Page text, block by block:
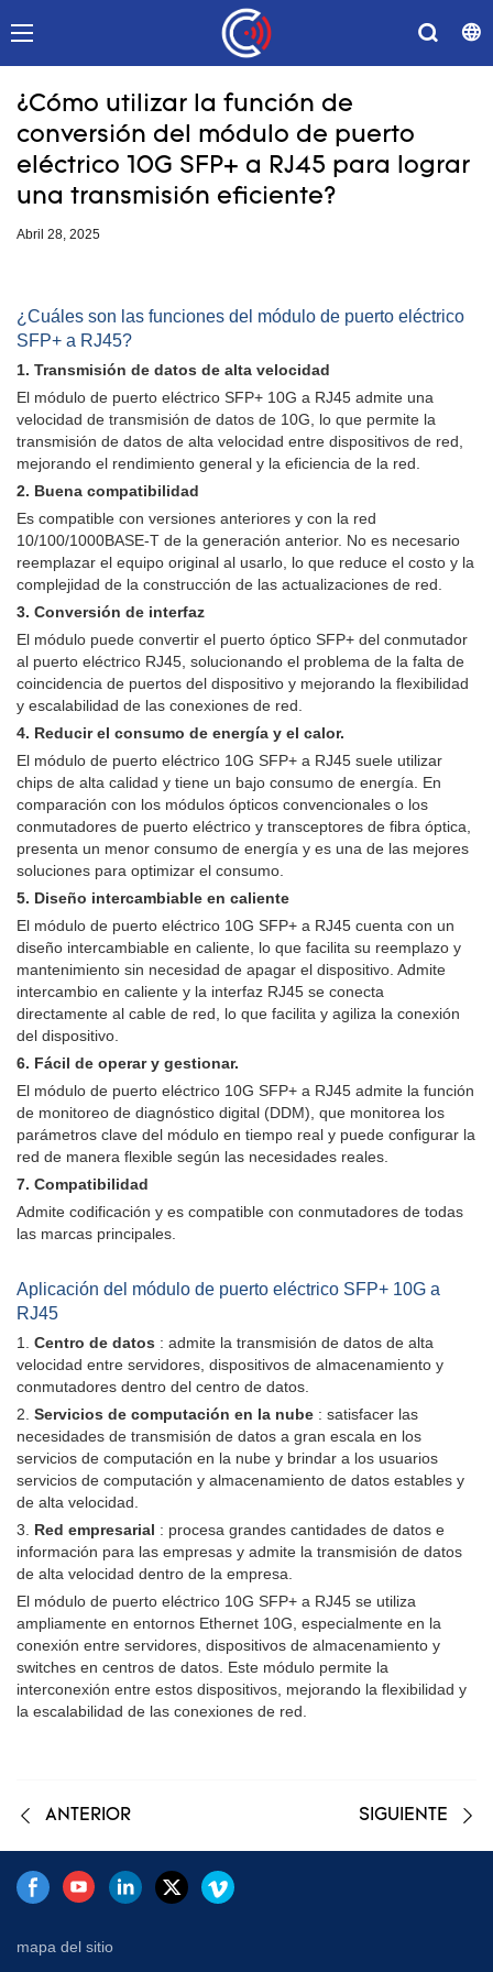
¿Cómo utilizar la función de
conversión del módulo de puerto
eléctrico 10G SFP+ a RJ45 para lograr
una transmisión eficiente?
Abril 28, 2025
¿Cuáles son las funciones del módulo de puerto eléctrico
SFP+ a RJ45?
1. Transmisión de datos de alta velocidad
El módulo de puerto eléctrico SFP+ 10G a RJ45 admite una
velocidad de transmisión de datos de 10G, lo que permite la
transmisión de datos de alta velocidad entre dispositivos de red,
mejorando el rendimiento general y la eficiencia de la red.
2. Buena compatibilidad
Es compatible con versiones anteriores y con la red
10/100/1000BASE-T de la generación anterior. No es necesario
reemplazar el equipo original al usarlo, lo que reduce el costo y la
complejidad de la construcción de las actualizaciones de red.
3. Conversión de interfaz
El módulo puede convertir el puerto óptico SFP+ del conmutador
al puerto eléctrico RJ45, solucionando el problema de la falta de
coincidencia de puertos del dispositivo y mejorando la flexibilidad
y escalabilidad de las conexiones de red.
4. Reducir el consumo de energía y el calor.
El módulo de puerto eléctrico 10G SFP+ a RJ45 suele utilizar
chips de alta calidad y tiene un bajo consumo de energía. En
comparación con los módulos ópticos convencionales o los
conmutadores de puerto eléctrico y transceptores de fibra óptica,
presenta un menor consumo de energía y es una de las mejores
soluciones para optimizar el consumo.
5. Diseño intercambiable en caliente
El módulo de puerto eléctrico 10G SFP+ a RJ45 cuenta con un
diseño intercambiable en caliente, lo que facilita su reemplazo y
mantenimiento sin necesidad de apagar el dispositivo. Admite
intercambio en caliente y la interfaz RJ45 se conecta
directamente al cable de red, lo que facilita y agiliza la conexión
del dispositivo.
6. Fácil de operar y gestionar.
El módulo de puerto eléctrico 10G SFP+ a RJ45 admite la función
de monitoreo de diagnóstico digital (DDM), que monitorea los
parámetros clave del módulo en tiempo real y puede configurar la
red de manera flexible según las necesidades reales.
7. Compatibilidad
Admite codificación y es compatible con conmutadores de todas
las marcas principales.
Aplicación del módulo de puerto eléctrico SFP+ 10G a
RJ45
1. Centro de datos : admite la transmisión de datos de alta
velocidad entre servidores, dispositivos de almacenamiento y
conmutadores dentro del centro de datos.
2. Servicios de computación en la nube : satisfacer las
necesidades de transmisión de datos a gran escala en los
servicios de computación en la nube y brindar a los usuarios
servicios de computación y almacenamiento de datos estables y
de alta velocidad.
3. Red empresarial : procesa grandes cantidades de datos e
información para las empresas y admite la transmisión de datos
de alta velocidad dentro de la empresa.
El módulo de puerto eléctrico 10G SFP+ a RJ45 se utiliza
ampliamente en entornos Ethernet 10G, especialmente en la
conexión entre servidores, dispositivos de almacenamiento y
switches en centros de datos. Este módulo permite la
interconexión entre estos dispositivos, mejorando la flexibilidad y
la escalabilidad de las conexiones de red.
ANTERIOR SIGUIENTE
mapa del sitio